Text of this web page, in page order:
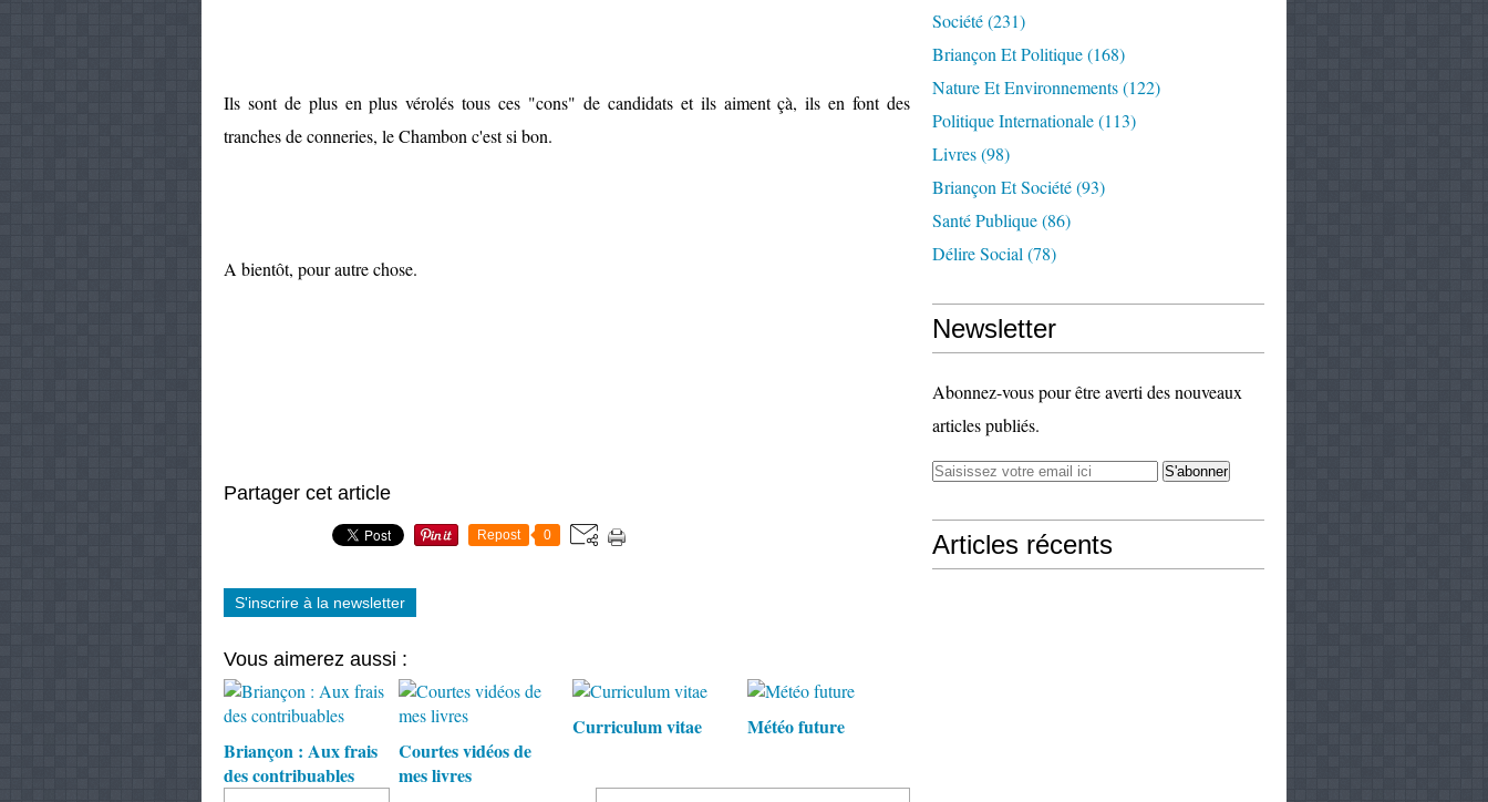
Ils sont de plus en plus vérolés tous ces "cons" de candidats et ils aiment çà, ils en font des
tranches de conneries, le Chambon c'est si bon.
A bientôt, pour autre chose.
Partager cet article
Repost 0
S'inscrire à la newsletter
Vous aimerez aussi :
Briançon : Aux frais
des contribuables
Courtes vidéos de
mes livres
Curriculum vitae Météo future
Société(231)
Briançon Et Politique(168)
Nature Et Environnements(122)
Politique Internationale(113)
Livres(98)
Briançon Et Société(93)
Santé Publique(86)
Délire Social (78)
Newsletter
Abonnez-vous pour être averti des nouveaux
articles publiés.
Articles récents